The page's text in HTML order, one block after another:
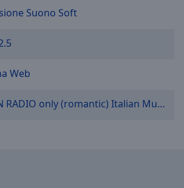
Suono Soft
Web
RADIO only (romantic) Italian Music